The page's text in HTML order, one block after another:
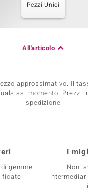
Pezzi Unici
All'articolo
approssimativo. Il
momento. Prezzi
spedizione
gemme
I
Non